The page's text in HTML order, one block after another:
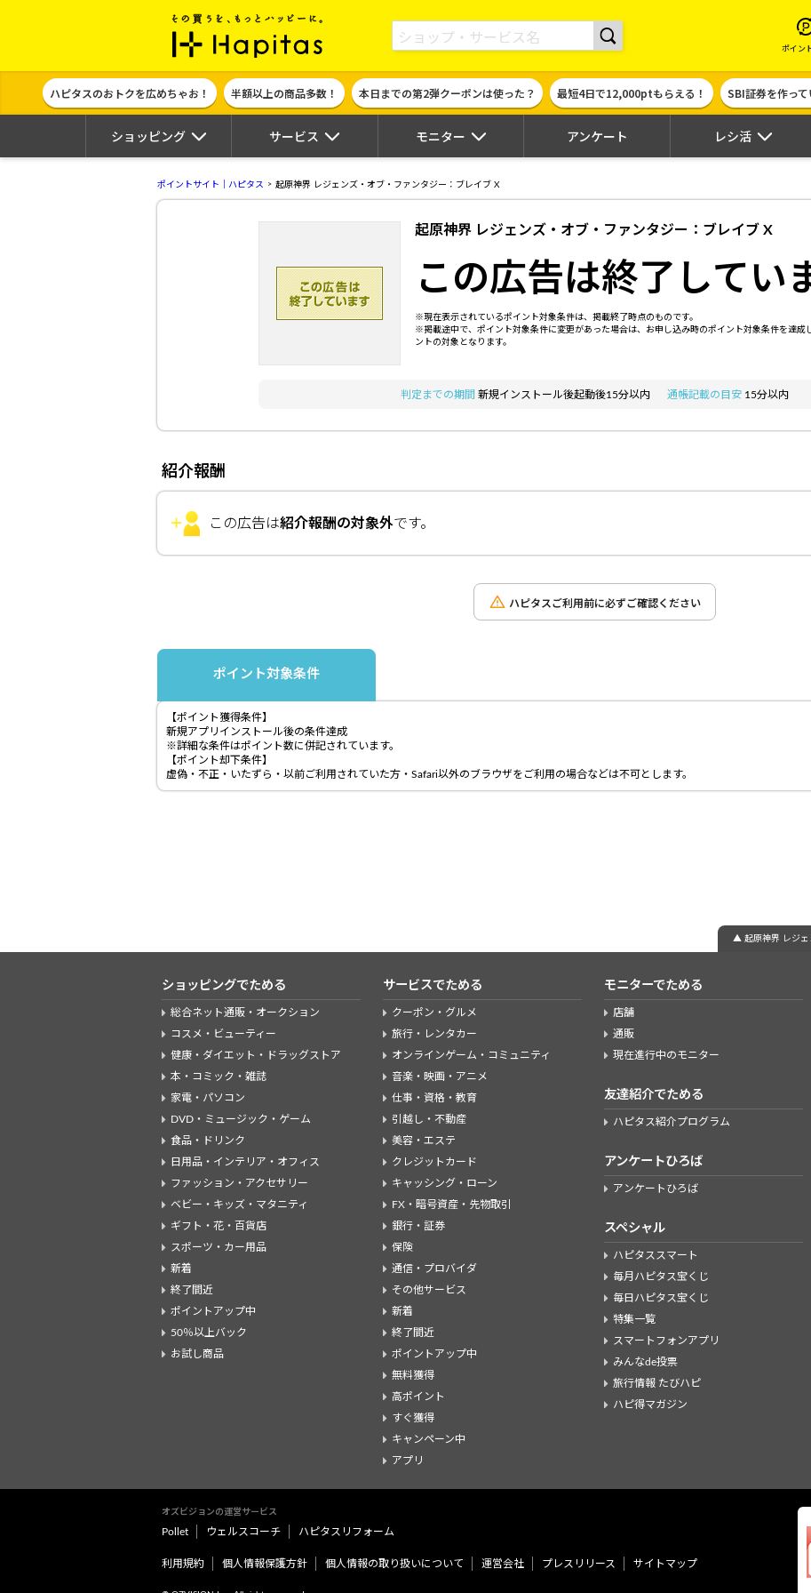
ポイント貯めて現金やギフト券に交換できるポイントサイト | ハピタス
ポイン
ハピタスのおトクを広めちゃお！ 半額以上の商品多数！ 本日までの第2弾クーポンは使った？ 最短4日で12,000ptもらえる！ SBI証券を作っ
ショッピング サービス モニター アンケート レシ活
ポイントサイト｜ハピタス 起原神界 レジェンズ・オブ・ファンタジー：ブレイブ X
起原神界 レジェンズ・オブ・ファンタジー：ブレイブ X
この広告は終了してい
※現在表示されているポイント対象条件は、掲載終了時点のものです。
※掲載途中で、ポイント対象条件に変更があった場合は、お申し込み時のポイント対象条件を達成
ントの対象となります。
判定までの期間 新規インストール後起動後15分以内 通帳記載の目安 15分以内
紹介報酬
この広告は紹介報酬の対象外です。
ハピタスご利用前に必ずご確認ください
ポイント対象条件
【ポイント獲得条件】
新規アプリインストール後の条件達成
※詳細な条件はポイント数に併記されています。
【ポイント却下条件】
虚偽・不正・いたずら・以前ご利用されていた方・Safari以外のブラウザをご利用の場合などは不可とします。
▲ 起原神界 レジェ
ショッピングでためる
総合ネット通販・オークション
コスメ・ビューティー
健康・ダイエット・ドラッグストア
本・コミック・雑誌
家電・パソコン
DVD・ミュージック・ゲーム
食品・ドリンク
日用品・インテリア・オフィス
ファッション・アクセサリー
ベビー・キッズ・マタニティ
ギフト・花・百貨店
スポーツ・カー用品
新着
終了間近
ポイントアップ中
50％以上バック
お試し商品
サービスでためる
クーポン・グルメ
旅行・レンタカー
オンラインゲーム・コミュニティ
音楽・映画・アニメ
仕事・資格・教育
引越し・不動産
美容・エステ
クレジットカード
キャッシング・ローン
FX・暗号資産・先物取引
銀行・証券
保険
通信・プロバイダ
その他サービス
新着
終了間近
ポイントアップ中
無料獲得
高ポイント
すぐ獲得
キャンペーン中
アプリ
モニターでためる
店舗
通販
現在進行中のモニター
友達紹介でためる
ハピタス紹介プログラム
アンケートひろば
アンケートひろば
スペシャル
ハピタススマート
毎月ハピタス宝くじ
毎日ハピタス宝くじ
特集一覧
スマートフォンアプリ
みんなde投票
旅行情報 たびハピ
ハピ得マガジン
オズビジョンの運営サービス
Pollet ウェルスコーチ ハピタスリフォーム
利用規約 個人情報保護方針 個人情報の取り扱いについて 運営会社 プレスリリース サイトマップ